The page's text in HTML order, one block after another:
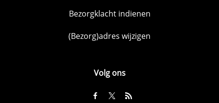
Bezorgklacht indienen
(Bezorg)adres wijzigen
Volg ons